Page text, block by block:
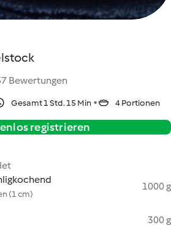
Bewertungen
Gesamt 1 Std. 15 Min 4 Portionen
registrieren
(1 cm)
1000 g
300 g